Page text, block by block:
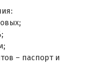
– паспорт и